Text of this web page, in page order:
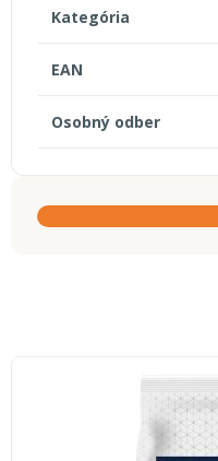
Kategória
EAN
Osobný odber